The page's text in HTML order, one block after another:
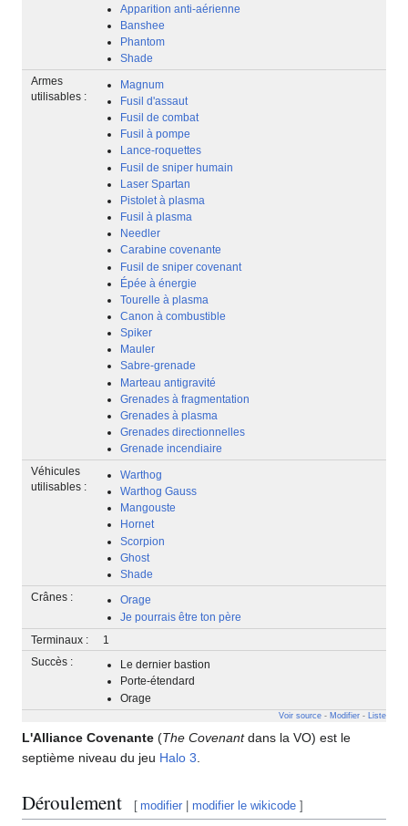
Apparition anti-aérienne
Banshee
Phantom
Shade
Armes
utilisables :
Magnum
Fusil d'assaut
Fusil de combat
Fusil à pompe
Lance-roquettes
Fusil de sniper humain
Laser Spartan
Pistolet à plasma
Fusil à plasma
Needler
Carabine covenante
Fusil de sniper covenant
Épée à énergie
Tourelle à plasma
Canon à combustible
Spiker
Mauler
Sabre-grenade
Marteau antigravité
Grenades à fragmentation
Grenades à plasma
Grenades directionnelles
Grenade incendiaire
Véhicules
utilisables :
Warthog
Warthog Gauss
Mangouste
Hornet
Scorpion
Ghost
Shade
Crânes :
Orage
Je pourrais être ton père
Terminaux :
1
Succès :
Le dernier bastion
Porte-étendard
Orage
Voir source - Modifier - Liste
L'Alliance Covenante (The Covenantdans la VO) est le
septième niveau du jeu Halo 3
Déroulement [ modifier |modifier le wikicode ]